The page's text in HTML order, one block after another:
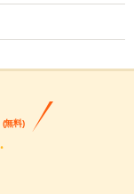
(無料)